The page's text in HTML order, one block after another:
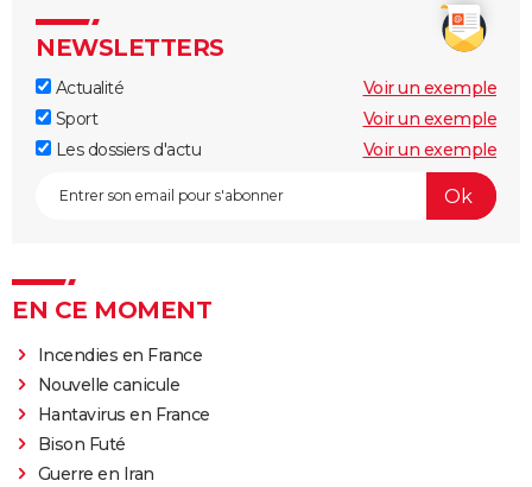
NEWSLETTERS
Actualité
Voir un exemple
Sport
Voir un exemple
Les dossiers d'actu
Voir un exemple
EN CE MOMENT
Incendies en France
Nouvelle canicule
Hantavirus en France
Bison Futé
Guerre en Iran